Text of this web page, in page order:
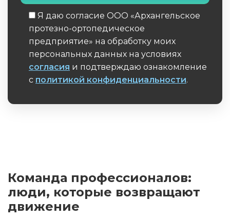
Я даю согласие ООО «Архангельское
протезно-ортопедическое
предприятие» на обработку моих
персональных данных на условиях
согласия и подтверждаю ознакомление
с политикой конфиденциальности.
Команда профессионалов:
люди, которые возвращают
движение